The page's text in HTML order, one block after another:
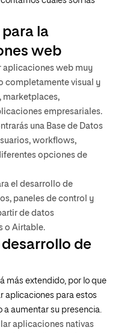
la
web
aplicaciones web muy
completamente visual y
marketplaces,
empresariales.
una Base de Datos
workflows,
opciones de
el desarrollo de
paneles de control y
de datos
o Airtable.
de
más extendido, por lo que
aplicaciones para estos
aumentar su presencia.
aplicaciones nativas